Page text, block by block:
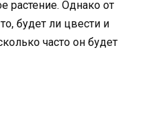
растение. Однако от
будет ли цвести и
часто он будет